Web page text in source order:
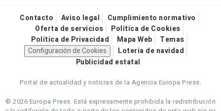
Contacto Aviso legal
Cumplimiento normativo
Oferta de servicios
Política de Cookies
Política de Privacidad
Mapa Web
Temas
Configuración de Cookies
Loteria de navidad
Publicidad estatal
Portal de actualidad y noticias de la Agencia Europa Press.
© 2026 Europa Press. Está expresamente prohibida la redistribución